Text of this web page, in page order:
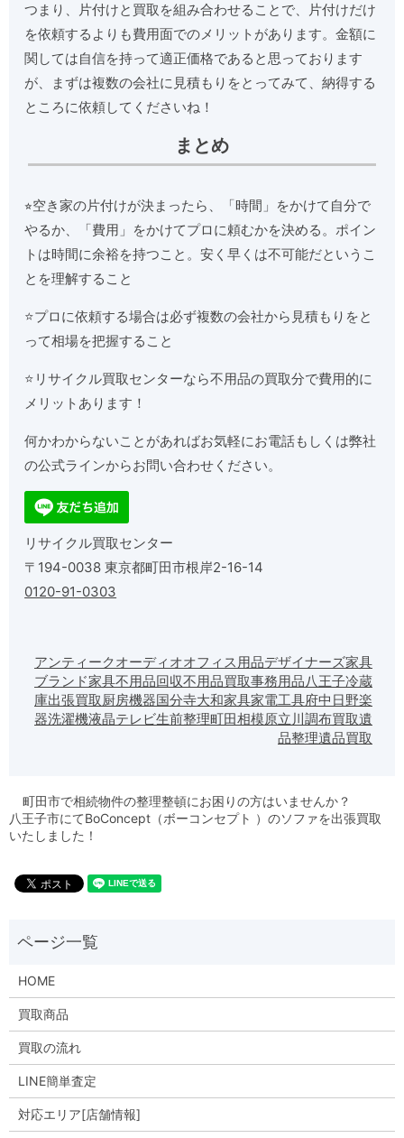
つまり、片付けと買取を組み合わせることで、片付けだけ
を依頼するよりも費用面でのメリットがあります。金額に
関しては自信を持って適正価格であると思っております
が、まずは複数の会社に見積もりをとってみて、納得する
ところに依頼してくださいね！
まとめ
⭐︎空き家の片付けが決まったら、「時間」をかけて自分で
やるか、「費用」をかけてプロに頼むかを決める。ポイン
トは時間に余裕を持つこと。安く早くは不可能だというこ
とを理解すること
⭐️プロに依頼する場合は必ず複数の会社から見積もりをと
って相場を把握すること
⭐️リサイクル買取センターなら不用品の買取分で費用的に
メリットあります！
何かわからないことがあればお気軽にお電話もしくは弊社
の公式ラインからお問い合わせください。
リサイクル買取センター
〒194-0038 東京都町田市根岸2-16-14
0120-91-0303
アンティークオーディオオフィス用品デザイナーズ家具
ブランド家具不用品回収不用品買取事務用品八王子冷蔵
庫出張買取厨房機器国分寺大和家具家電工具府中 日野楽
器洗濯機液晶テレビ生前整理町田相模原立川調布買取遺
品整理遺品買取
町田市で相続物件の整理整頓にお困りの方はいませんか？
八王子市にてBoConcept（ボーコンセプト ）のソファを出張買取
いたしました！
HOME
買取商品
買取の流れ
LINE簡単査定
対応エリア[店舗情報]